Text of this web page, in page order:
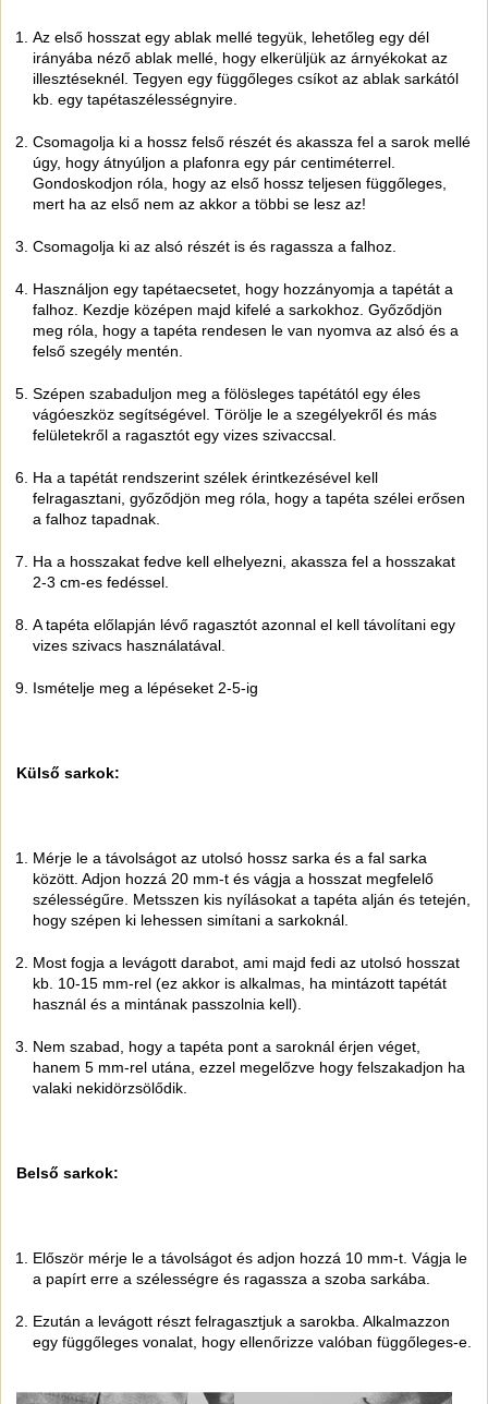
Az első hosszat egy ablak mellé tegyük, lehetőleg egy dél
irányába néző ablak mellé, hogy elkerüljük az árnyékokat az
illesztéseknél. Tegyen egy függőleges csíkot az ablak sarkától
kb. egy tapétaszélességnyire.
Csomagolja ki a hossz felső részét és akassza fel a sarok mellé
úgy, hogy átnyúljon a plafonra egy pár centiméterrel.
Gondoskodjon róla, hogy az első hossz teljesen függőleges,
mert ha az első nem az akkor a többi se lesz az!
Csomagolja ki az alsó részét is és ragassza a falhoz.
Használjon egy tapétaecsetet, hogy hozzányomja a tapétát a
falhoz. Kezdje középen majd kifelé a sarkokhoz. Győződjön
meg róla, hogy a tapéta rendesen le van nyomva az alsó és a
felső szegély mentén.
Szépen szabaduljon meg a fölösleges tapétától egy éles
vágóeszköz segítségével. Törölje le a szegélyekről és más
felületekről a ragasztót egy vizes szivaccsal.
Ha a tapétát rendszerint szélek érintkezésével kell
felragasztani, győződjön meg róla, hogy a tapéta szélei erősen
a falhoz tapadnak.
Ha a hosszakat fedve kell elhelyezni, akassza fel a hosszakat
2-3 cm-es fedéssel.
A tapéta előlapján lévő ragasztót azonnal el kell távolítani egy
vizes szivacs használatával.
Ismételje meg a lépéseket 2-5-ig
Külső sarkok:
Mérje le a távolságot az utolsó hossz sarka és a fal sarka
között. Adjon hozzá 20 mm-t és vágja a hosszat megfelelő
szélességűre. Metsszen kis nyílásokat a tapéta alján és tetején,
hogy szépen ki lehessen simítani a sarkoknál.
Most fogja a levágott darabot, ami majd fedi az utolsó hosszat
kb. 10-15 mm-rel (ez akkor is alkalmas, ha mintázott tapétát
használ és a mintának passzolnia kell).
Nem szabad, hogy a tapéta pont a saroknál érjen véget,
hanem 5 mm-rel utána, ezzel megelőzve hogy felszakadjon ha
valaki nekidörzsölődik.
Belső sarkok:
Először mérje le a távolságot és adjon hozzá 10 mm-t. Vágja le
a papírt erre a szélességre és ragassza a szoba sarkába.
Ezután a levágott részt felragasztjuk a sarokba. Alkalmazzon
egy függőleges vonalat, hogy ellenőrizze valóban függőleges-e.